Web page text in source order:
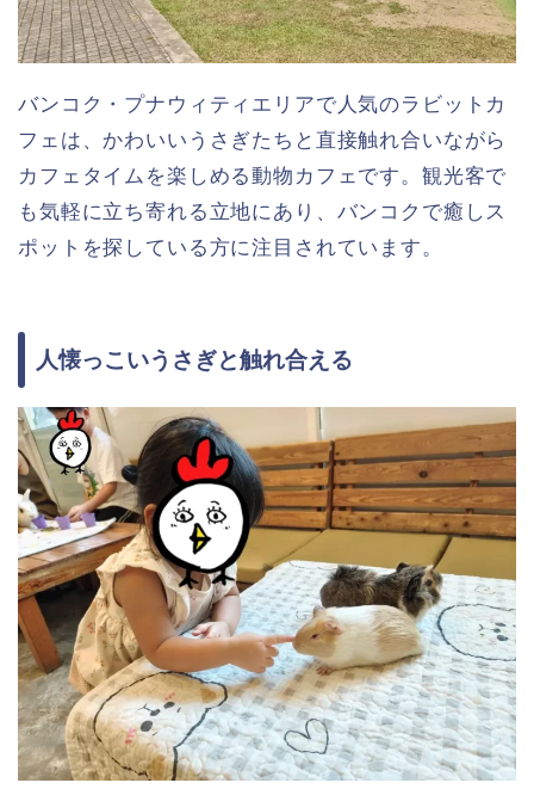
バンコク・プナウィティエリアで人気のラビットカ
フェは、かわいいうさぎたちと直接触れ合いながら
カフェタイムを楽しめる動物カフェです。観光客で
も気軽に立ち寄れる立地にあり、バンコクで癒しス
ポットを探している方に注目されています。
人懐っこいうさぎと触れ合える